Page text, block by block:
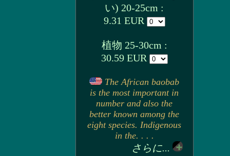
い) 20-25cm :
9.31 EUR
植物 25-30cm :
30.59 EUR
The African baobab
is the most important in
number and also the
better known among the
eight species. Indigenous
in the. . . .
さらに...